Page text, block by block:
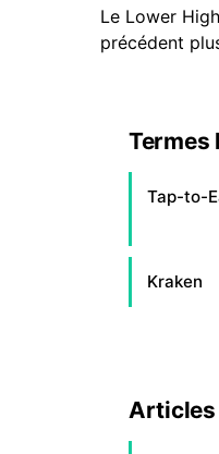
Le Lower
précédent
Tap-to-
Kraken
Articles